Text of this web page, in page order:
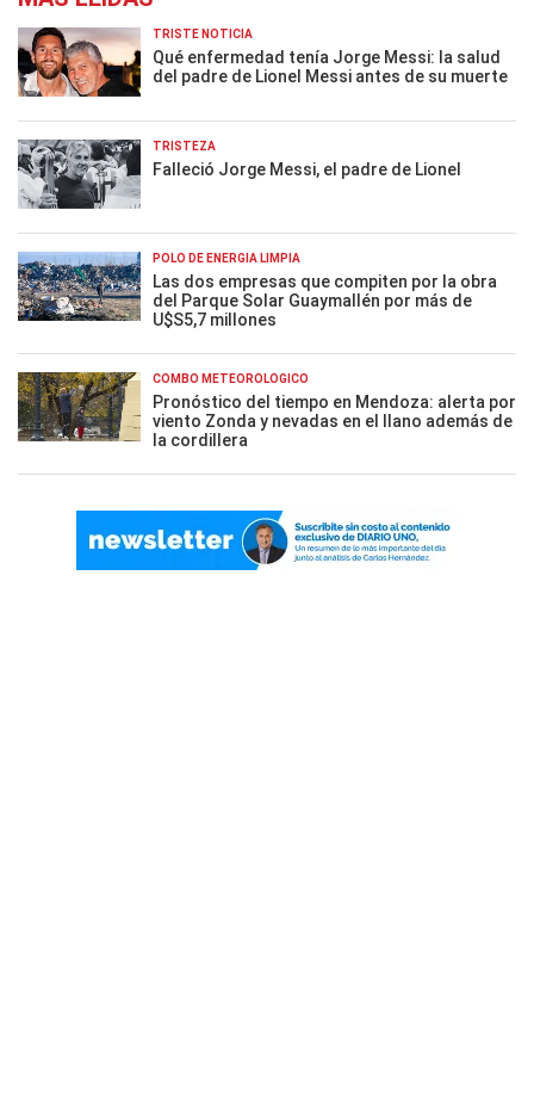
TRISTE NOTICIA
Qué enfermedad tenía Jorge Messi: la salud
del padre de Lionel Messi antes de su muerte
TRISTEZA
Falleció Jorge Messi, el padre de Lionel
POLO DE ENERGÍA LIMPIA
Las dos empresas que compiten por la obra
del Parque Solar Guaymallén por más de
U$S5,7 millones
COMBO METEOROLÓGICO
Pronóstico del tiempo en Mendoza: alerta por
viento Zonda y nevadas en el llano además de
la cordillera